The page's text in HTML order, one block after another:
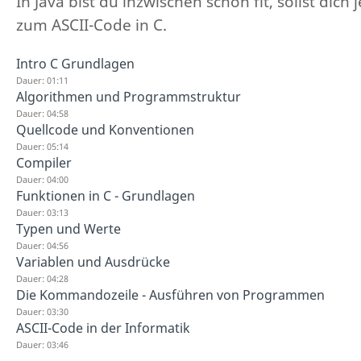
zum ASCII-Code in C.
Intro C Grundlagen
Dauer: 01:11
Algorithmen und Programmstruktur
Dauer: 04:58
Quellcode und Konventionen
Dauer: 05:14
Compiler
Dauer: 04:00
Funktionen in C - Grundlagen
Dauer: 03:13
Typen und Werte
Dauer: 04:56
Variablen und Ausdrücke
Dauer: 04:28
Die Kommandozeile - Ausführen von Programmen
Dauer: 03:30
ASCII-Code in der Informatik
Dauer: 03:46